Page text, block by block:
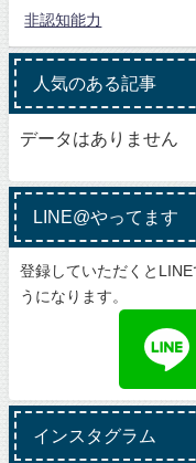
非認知能力
人気のある記事
データはありません
LINE@やってます
登録していただくと
うになります。
インスタグラム